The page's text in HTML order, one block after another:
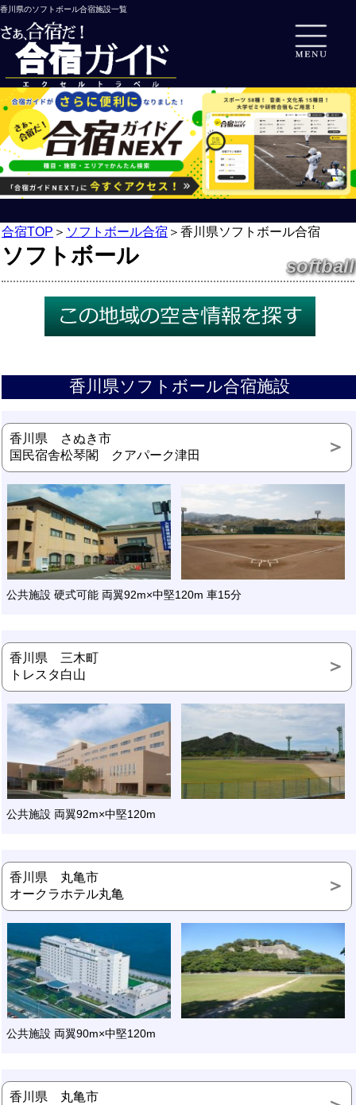
香川県のソフトボール合宿施設一覧
合宿TOP ＞ ソフトボール合宿 ＞ 香川県ソフトボール合宿
ソフトボール softball
香川県ソフトボール合宿施設
香川県 さぬき市
国民宿舎松琴閣 クアパーク津田
公共施設 硬式可能 両翼92m×中堅120m 車15分
香川県 三木町
トレスタ白山
公共施設 両翼92m×中堅120m
香川県 丸亀市
オークラホテル丸亀
公共施設 両翼90m×中堅120m
香川県 丸亀市